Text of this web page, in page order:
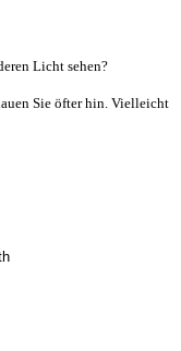
Licht sehen?
Sie öfter hin. Vielleicht